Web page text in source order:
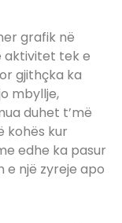
grafik në
aktivitet tek e
gjithçka ka
mbyllje,
duhet t’më
kohës kur
edhe ka pasur
e një zyreje apo